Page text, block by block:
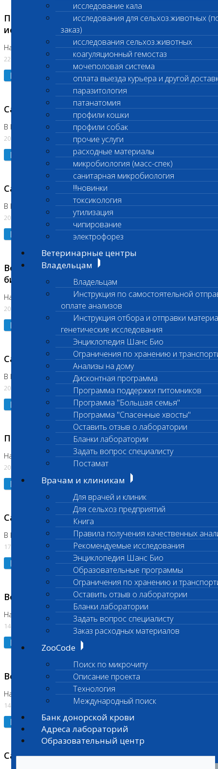
исследование кала
исследования для сельхоз.животных
заказ)
исследования сельхоз.животных
коагуляционный гемостаз
мочеполовая система
оплата выезда курьера и другой
паразитология
патанатомия
профили кошки
профили собак
прочие услуги
расходные материалы
микробиология (масс-спек)
санитарная микробиология
!!!новинки
токсикология
утилизация
чипирование
электрофорез
Ветеринарные центры
Владельцам
Владельцам
Инструкция по самостоятельной
оплате анализов
Инструкция отбора и отправки
генетические исследования
Энциклопедия Шанс Био
Ограничения по хранению и
Анализы на дому
Дисконтная программа
Программа поддержки питомников
Программа "Большая семья"
Программа "Спасенные хвосты"
Оставить отзыв о лаборатории
Бланки лаборатории
Задать вопрос специалисту
Постамат
Врачам и клиникам
Для врачей и клиник
Для сельхоз предприятий
Книга
Правила получения качественных
Рекомендуемые исследования
Энциклопедия Шанс Био
Образовательные программы
Ограничения по хранению и
Оставить отзыв о лаборатории
Бланки лаборатории
Задать вопрос специалисту
Заказ расходных материалов
ZooCode
Поиск по микрочипу
Описание проекта
Технология
Международный поиск
Банк донорской крови
Адреса лабораторий
Образовательный центр
Приостановлено выполнение биохимических
исследований
На Нагорной. Код ( 123,310,309)
22.07.2026
Подробнее
Санитарные дни
В Коломне 24.07.2026 и 28.07.2026
20.07.2026
Подробнее
Санитарный день
В Бутово 21.07.2026
20.07.2026
Подробнее
Возобновлено выполнение срочных
биохимических исследований
На Нагорной
20.07.2026
Подробнее
Санитарный день
В Коломне 20.07.2026
20.07.2026
Подробнее
Приостановлено выполнение исследования
На Нагорной
20.07.2026
Подробнее
Санитарный день
В Бутово
17.07.2026
Подробнее
Возобновлено выполнение исследования
На Нагорной (Код 961, 962)
14.07.2026
Подробнее
Возобновлено выполнение исследования
На Нагорной (Код 157)
14.07.2026
Подробнее
Санитарный день